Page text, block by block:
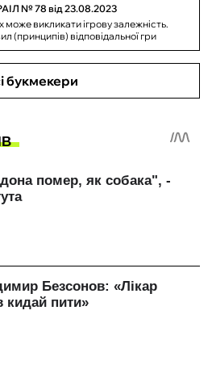
№ 78 від 23.08.2023
може викликати ігрову залежність.
(принципів) відповідальної гри
букмекери